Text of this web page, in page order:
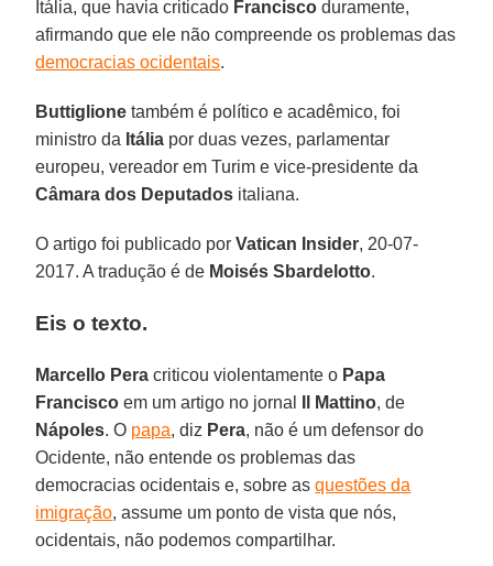
Itália, que havia criticado Francisco duramente,
afirmando que ele não compreende os problemas das
democracias ocidentais.
Buttiglione também é político e acadêmico, foi
ministro da Itália por duas vezes, parlamentar
europeu, vereador em Turim e vice-presidente da
Câmara dos Deputados italiana.
O artigo foi publicado porVatican Insider, 20-07-
2017. A tradução é de Moisés Sbardelotto.
Eis o texto.
Marcello Pera criticou violentamente o Papa
Francisco em um artigo no jornal Il Mattino, de
Nápoles. O papa, diz Pera, não é um defensor do
Ocidente, não entende os problemas das
democracias ocidentais e, sobre asquestões da
imigração, assume um ponto de vista que nós,
ocidentais, não podemos compartilhar.